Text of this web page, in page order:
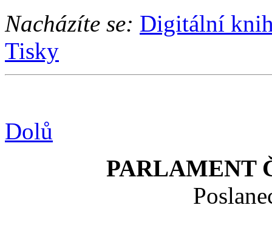
Nacházíte se: Digitální
Tisky
Dolů
PARLAMENT